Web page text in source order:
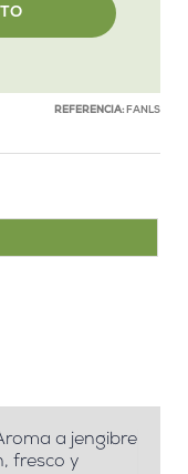
REFERENCIA: FANLS
a jengibre
fresco y